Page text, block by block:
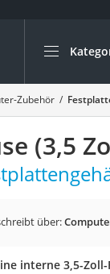
Die
Elektronik
Powerstation
Monitor 32
Fernseher
Drucker
Desktop-PC
Diascanner
Zubehör
(3,5
über:
interne 3,5-